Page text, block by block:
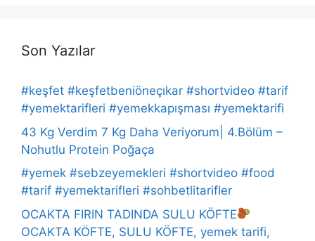
Son Yazılar
#keşfet #keşfetbeniöneçıkar #shortvideo #tarif
#yemektarifleri #yemekkapışması #yemektarifi
43 Kg Verdim 7 Kg Daha Veriyorum| 4.Bölüm –
Nohutlu Protein Poğaça
#yemek #sebzeyemekleri #shortvideo #food
#tarif #yemektarifleri #sohbetlitarifler
OCAKTA FIRIN TADINDA SULU KÖFTE
OCAKTA KÖFTE, SULU KÖFTE, yemek tarifi,